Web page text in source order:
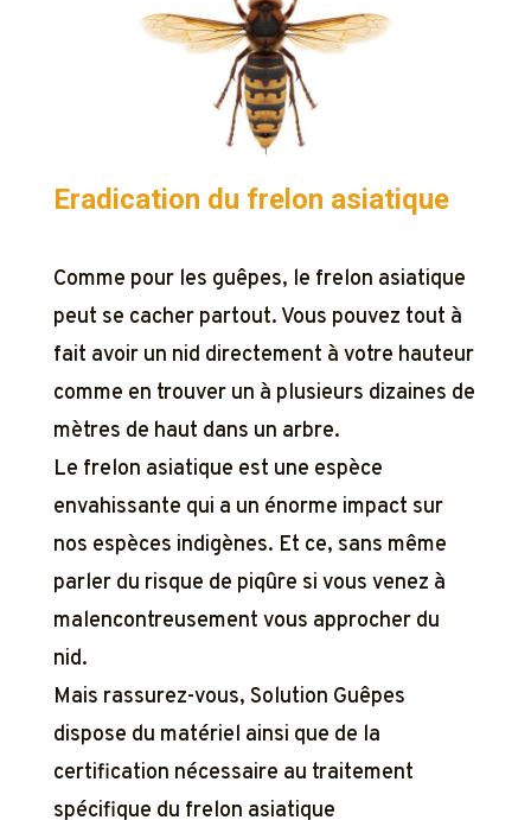
Eradication du frelon asiatique
Comme pour les guêpes, le frelon asiatique
peut se cacher partout. Vous pouvez tout à
fait avoir un nid directement à votre hauteur
comme en trouver un à plusieurs dizaines de
mètres de haut dans un arbre.
Le frelon asiatique est une espèce
envahissante qui a un énorme impact sur
nos espèces indigènes. Et ce, sans même
parler du risque de piqûre si vous venez à
malencontreusement vous approcher du
nid.
Mais rassurez-vous, Solution Guêpes
dispose du matériel ainsi que de la
certification nécessaire au traitement
spécifique du frelon asiatique